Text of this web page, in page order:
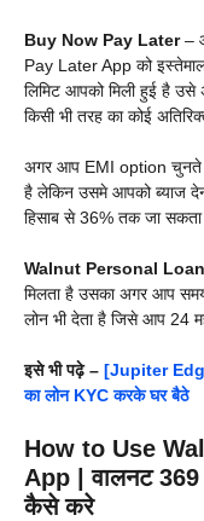
Buy Now Pay Later–
Pay Later App को
लिमिट आपको मिली हुई है
किसी भी तरह का कोई
अगर आप EMI option चुनते
है लेकिन उसमे आपको ब्याज
हिसाब से 36% तक जा सकता
Walnut Personal Loan
मिलता है उसका अगर आप
लोन भी देता है जिसे आप 24
इसे भी पढ़े – [Jupiter
का लोन KYC करके घर बैठे
How to Use
App | वालनट 369
कैसे करे